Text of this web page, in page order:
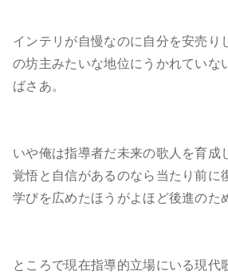
インテリが自慢なのに自分を安売り
の坊主みたいな地位にうかれていな
ばさあ。
いや俺は指導者だ未来の歌人を育成
覚悟と自信があるのなら当たり前に
学びを広めたほうがよほど後進のた
ところで現在指導的立場にいる現代